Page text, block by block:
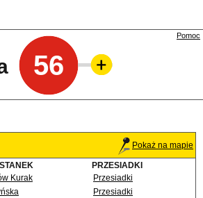
56
Pomoc
Pokaż na mapie
PRZESIADKI
Kurak
Przesiadki
Przesiadki